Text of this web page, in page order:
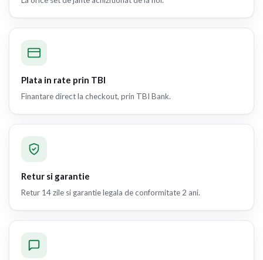
Plata in rate prin TBI
Finantare direct la checkout, prin TBI Bank.
Retur si garantie
Retur 14 zile si garantie legala de conformitate 2 ani.